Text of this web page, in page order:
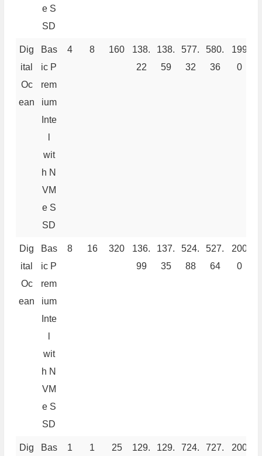
e S
SD
Dig
ital
Oc
ean
Bas
ic P
rem
ium
Inte
wit
h N
VM
e S
SD
4 8 160
138.
22
138.
59
577.
32
580.
36
199
0
Dig
ital
Oc
ean
Bas
ic P
rem
ium
Inte
wit
h N
VM
e S
SD
8 16 320
136.
99
137.
35
524.
88
527.
64
200
0
Dig
Bas
1 1 25
129.
129.
724.
727.
200